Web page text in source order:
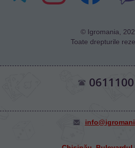
© Igromania,
Toate drepturile